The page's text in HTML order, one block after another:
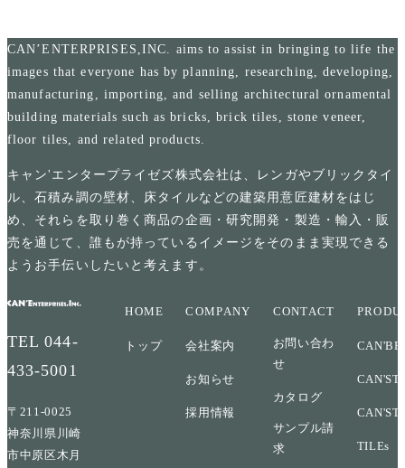
CAN’ENTERPRISES,INC. aims to assist in bringing to life the
images that everyone has by planning, researching, developing,
manufacturing, importing, and selling architectural ornamental
building materials such as bricks, brick tiles, stone veneer,
floor tiles, and related products.
キャン'エンタープライゼズ株式会社は、レンガやブリックタイ
ル、石積み調の壁材、床タイルなどの建築用意匠建材をはじ
め、それらを取り巻く商品の企画・研究開発・製造・輸入・販
売を通じて、誰もが持っているイメージをそのまま実現できる
ようお手伝いしたいと考えます。
TEL044-
433-5001
〒211-0025
神奈川県川崎
市中原区木月
HOME
トップ
COMPANY
会社案内
お知らせ
採用情報
CONTACT
お問い合わ
せ
カタログ
サンプル請
求
TILEs